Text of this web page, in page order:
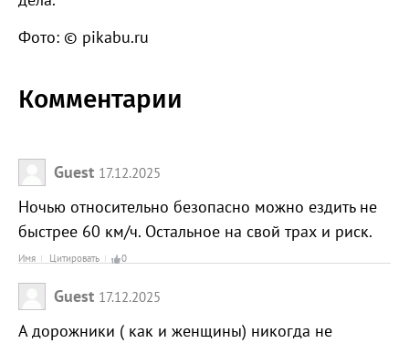
Фото: © pikabu.ru
Комментарии
Guest 17.12.2025
Ночью относительно безопасно можно ездить не
быстрее 60 км/ч. Остальное на свой трах и риск.
Имя Цитировать 0
Guest 17.12.2025
А дорожники ( как и женщины) никогда не